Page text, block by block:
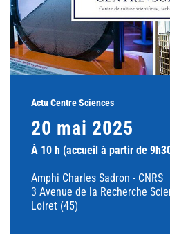
Actu Centre Sciences
20 mai 2025
À 10 h (accueil à partir de
Amphi Charles Sadron - CNRS
3 Avenue de la Recherche
Loiret (45)